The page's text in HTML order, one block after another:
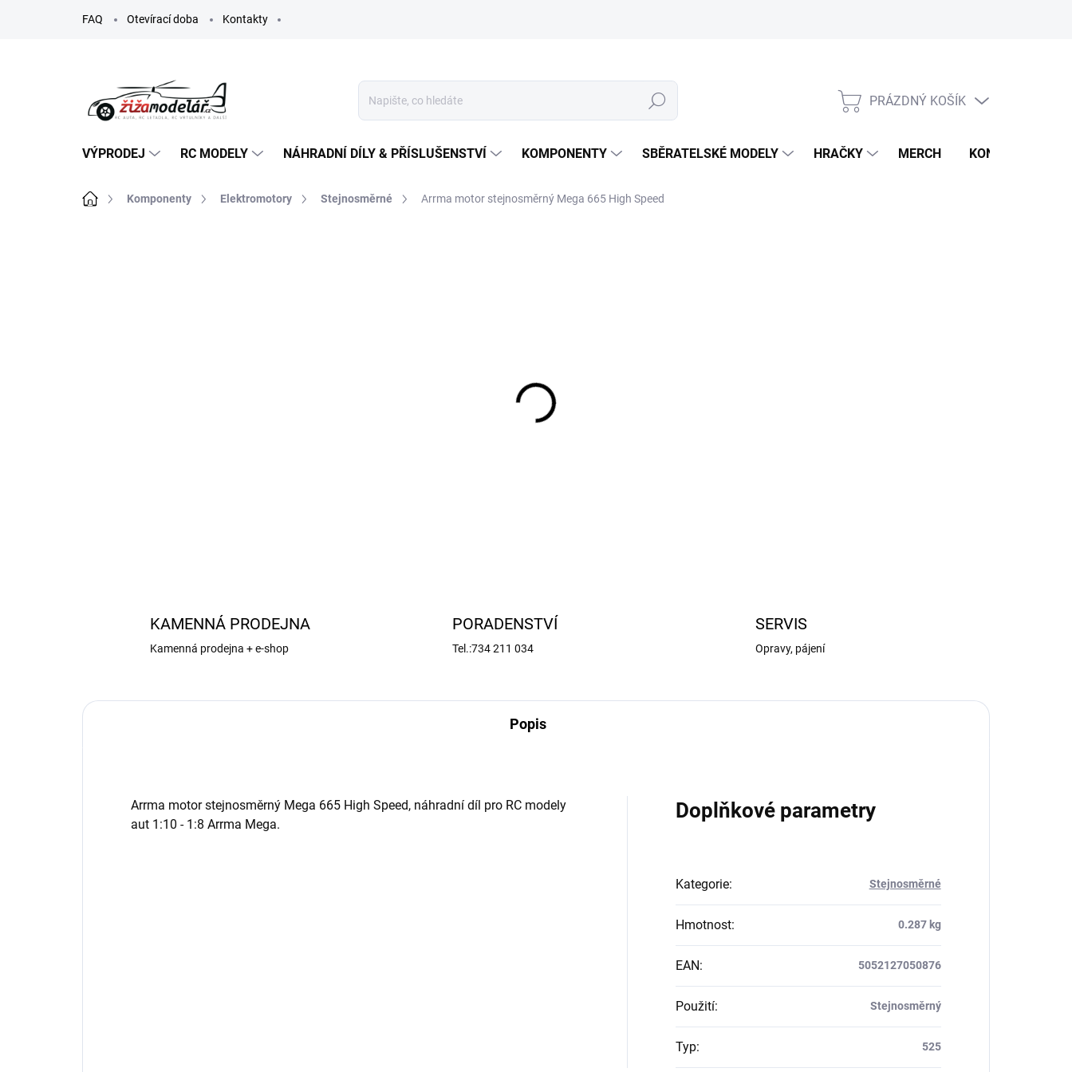
FAQ Otevírací doba Kontakty
Hledat
NÁKUPNÍ
PRÁZDNÝ KOŠÍK
VÝPRODEJ RC MODELY NÁHRADNÍ DÍLY & PŘÍSLUŠENSTVÍ KOMPONENTY SBĚRATELSKÉ MODELY HRAČKY MERCH KONTAKTY
Domů Komponenty Elektromotory Stejnosměrné Arrma motor stejnosměrný Mega 665 High Speed
KAMENNÁ PRODEJNA
Kamenná prodejna + e-shop
PORADENSTVÍ
Tel.:734 211 034
SERVIS
Opravy, pájení
Popis
Arrma motor stejnosměrný Mega 665 High Speed, náhradní díl pro RC modely
aut 1:10 - 1:8 Arrma Mega.
Doplňkové parametry
Kategorie: Stejnosměrné
Hmotnost: 0.287 kg
EAN: 5052127050876
Použití: Stejnosměrný
Typ: 525